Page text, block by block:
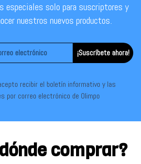
especiales solo para suscriptores y
nuestros nuevos productos.
¡Suscríbete ahora!
recibir el boletín informativo y las
por correo electrónico de Olimpo
comprar?